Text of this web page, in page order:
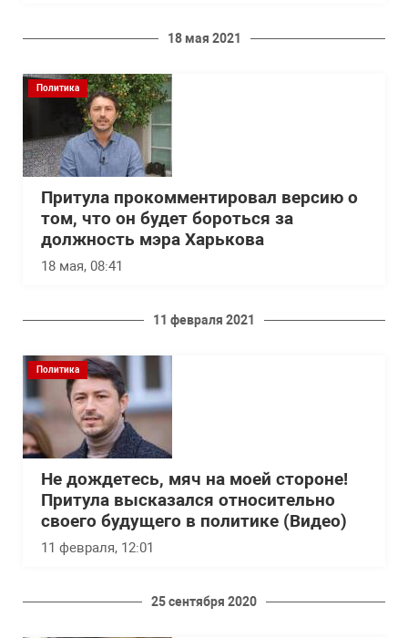
18 мая 2021
Политика
Притула прокомментировал версию о
том, что он будет бороться за
должность мэра Харькова
18 мая, 08:41
11 февраля 2021
Политика
Не дождетесь, мяч на моей стороне!
Притула высказался относительно
своего будущего в политике (Видео)
11 февраля, 12:01
25 сентября 2020